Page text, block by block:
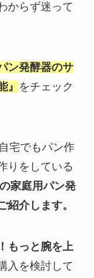
からず迷って
パン発酵器のサ
』 をチェック
宅でもパン作
りをしている
家庭用パン発
紹介します。
もっと腕を上
入を検討して